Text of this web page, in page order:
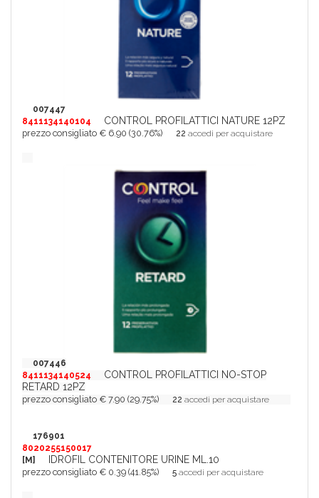
007447
8411134140104
CONTROL PROFILATTICI NATURE 12PZ
prezzo consigliato € 6.90 (30.76%) 22 accedi per acquistare
007446
8411134140524
CONTROL PROFILATTICI NO-STOP
RETARD 12PZ
prezzo consigliato € 7.90 (29.75%) 22 accedi per acquistare
176901
8020255150017
[M]
IDROFIL CONTENITORE URINE ML.10
prezzo consigliato € 0.39 (41.85%) 5 accedi per acquistare